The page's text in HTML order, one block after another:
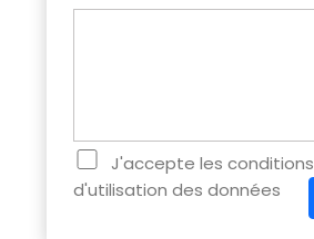
J'accepte les conditions
d'utilisation des données